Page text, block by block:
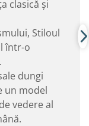
clasică și
Stiloul
într-o
dungi
un model
vedere al